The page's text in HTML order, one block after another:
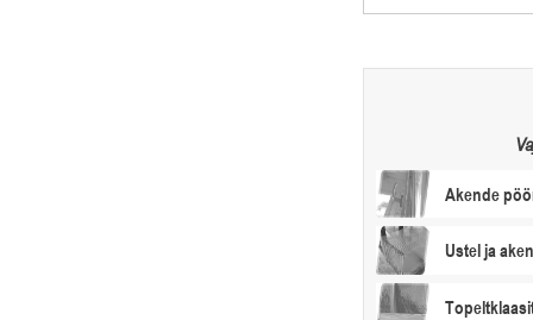
Akende
Ustel ja